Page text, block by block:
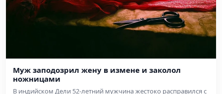
Муж заподозрил жену в измене и заколол
ножницами
В индийском Дели 52-летний мужчина жестоко расправился с